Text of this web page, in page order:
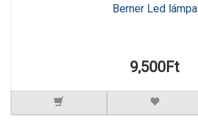
Berner Led lámpa
9,500Ft